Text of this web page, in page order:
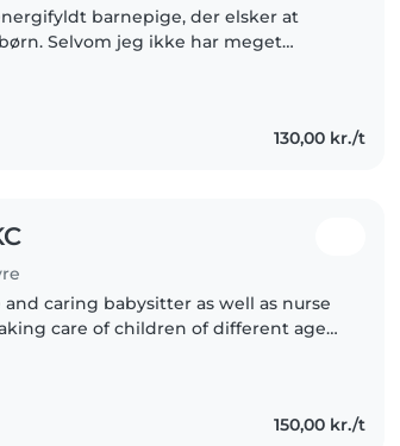
barnepige, der elsker at
Selvom jeg ikke har meget
130,00 kr./t
and caring babysitter as well as nurse
care of children of different ages
150,00 kr./t